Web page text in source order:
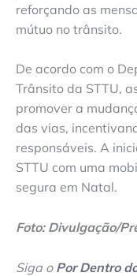
reforçando as
mútuo no trânsito.
De acordo com o
Trânsito da STTU,
promover a
das vias,
responsáveis. A
STTU com uma
segura em Natal.
Foto: Divulgação/
Siga o Por Dentro